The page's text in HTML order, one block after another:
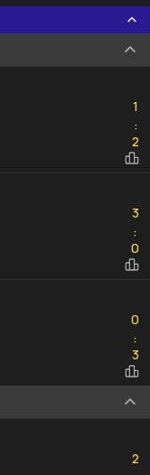
1
:2
2
3
:0
0
0
:3
3
2